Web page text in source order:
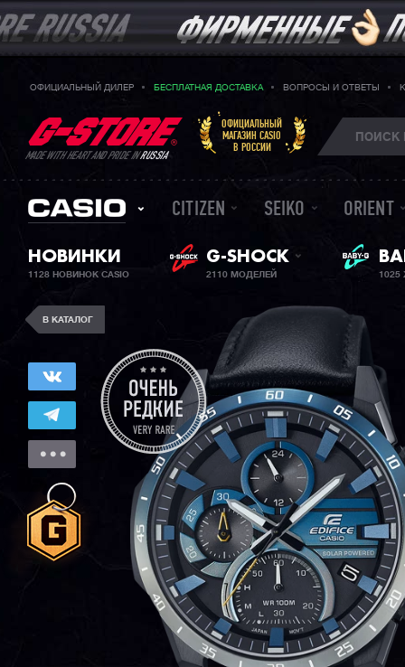
ОФИЦИАЛЬНЫЙ ДИЛЕР БЕСПЛАТНАЯ ДОСТАВКА ВОПРОСЫ И ОТВЕТЫ
MADE WITH HEART AND PRIDE INRUSSIA
ОФИЦИАЛЬНЫЙ
МАГАЗИН CASIO
В РОССИИ
CITIZEN SEIKO ORIENT
НОВИНКИ
1128 НОВИНОК CASIO
G-SHOCK
2110 МОДЕЛЕЙ
В КАТАЛОГ